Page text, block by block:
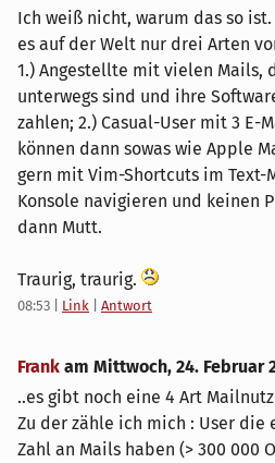
Ich weiß nicht, warum das so
es auf der Welt nur drei Arten
1.) Angestellte mit vielen Mails,
unterwegs sind und ihre
zahlen; 2.) Casual-User mit 3 E-
können dann sowas wie Apple
gern mit Vim-Shortcuts im
Konsole navigieren und keinen
dann Mutt.
Traurig, traurig.
08:53 Link Antwort
Frank am Mittwoch, 24. Februar
..es gibt noch eine 4 Art
Zu der zähle ich mich : User die
Zahl an Mails haben (> 300 000